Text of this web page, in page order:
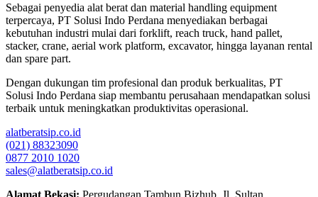
Sebagai penyedia alat berat dan material handling equipment
terpercaya, PT Solusi Indo Perdana menyediakan berbagai
kebutuhan industri mulai dari forklift, reach truck, hand pallet,
stacker, crane, aerial work platform, excavator, hingga layanan rental
dan spare part.
Dengan dukungan tim profesional dan produk berkualitas, PT
Solusi Indo Perdana siap membantu perusahaan mendapatkan solusi
terbaik untuk meningkatkan produktivitas operasional.
alatberatsip.co.id
(021) 88323090
0877 2010 1020
sales@alatberatsip.co.id
Alamat Bekasi: Pergudangan Tambun Bizhub, Jl. Sultan